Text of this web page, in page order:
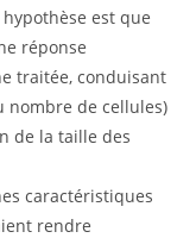
est que
réponse
traitée, conduisant
nombre de cellules)
de la taille des
caractéristiques
rendre